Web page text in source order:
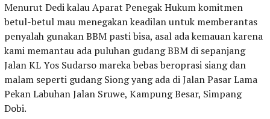
Menurut Dedi kalau Aparat Penegak Hukum komitmen
betul-betul mau menegakan keadilan untuk memberantas
penyalah gunakan BBM pasti bisa, asal ada kemauan karena
kami memantau ada puluhan gudang BBM di sepanjang
Jalan KL Yos Sudarso mareka bebas beroprasi siang dan
malam seperti gudang Siong yang ada di Jalan Pasar Lama
Pekan Labuhan Jalan Sruwe, Kampung Besar, Simpang
Dobi.